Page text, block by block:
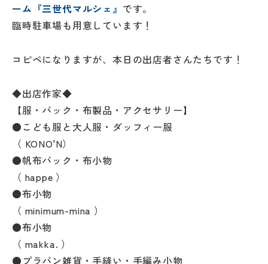
ーム『三世代マルシェ』 です。
臨時駐車場も用意しています！
コピペになりますが、本日の出店者さんたちです！
◆出店作家◆
【服・バック・布製品・アクセサリー】
●こども服と大人服・ダッフィー服
（ KONO'N）
●帆布バック・布小物
（ happe ）
●布小物
（ minimum-mina ）
●布小物
（ makka. ）
●プラバン雑貨・手縫い・手編み小物